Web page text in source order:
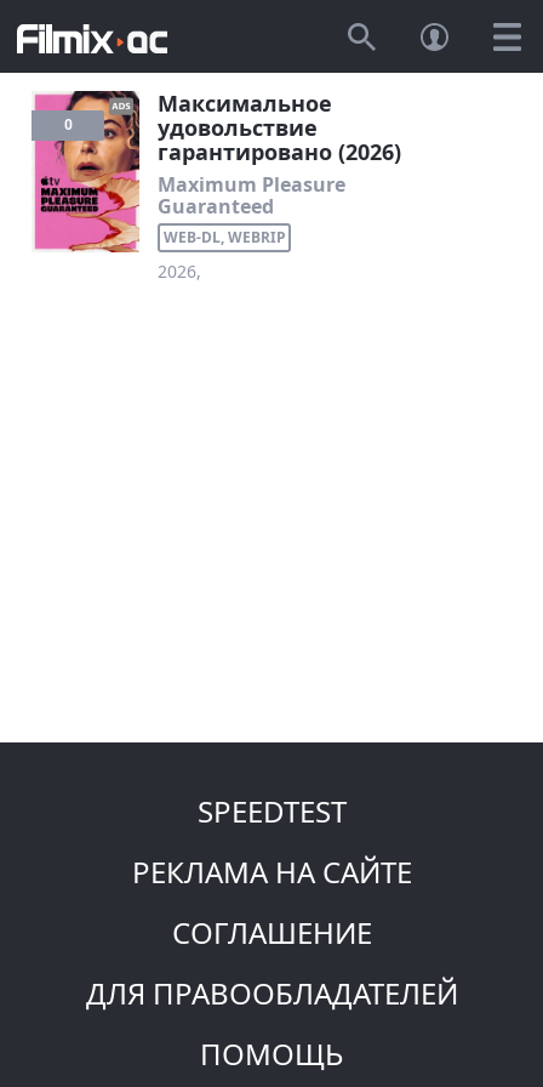
0
Максимальное
удовольствие
гарантировано (2026)
Maximum Pleasure
Guaranteed
WEB-DL, WEBRIP
2026,
SPEEDTEST
РЕКЛАМА НА САЙТЕ
СОГЛАШЕНИЕ
ДЛЯ ПРАВООБЛАДАТЕЛЕЙ
ПОМОЩЬ